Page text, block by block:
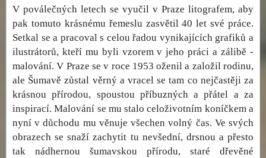
V poválečných letech se vyučil v Praze litografem, aby
pak tomuto krásnému řemeslu zasvětil 40 let své práce.
Setkal se a pracoval s celou řadou vynikajících grafiků a
ilustrátorů, kteří mu byli vzorem v jeho práci a zálibě -
malování. V Praze se v roce 1953 oženil a založil rodinu,
ale Šumavě zůstal věrný a vracel se tam co nejčastěji za
krásnou přírodou, spoustou příbuzných a přátel a za
inspirací. Malování se mu stalo celoživotním koníčkem a
nyní v důchodu mu věnuje všechen volný čas. Ve svých
obrazech se snaží zachytit tu nevšední, drsnou a přesto
tak nádhernou šumavskou přírodu, staré dřevěné